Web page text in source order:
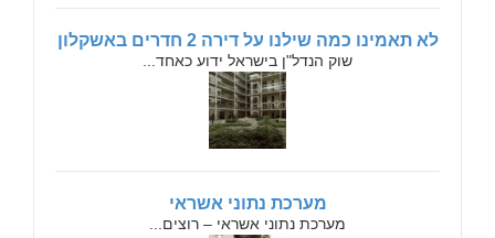
לא תאמינו כמה שילנו על דירה 2 חדרים באשקלון
שוק הנדל"ן בישראל ידוע כאחד...
מערכת נתוני אשראי
מערכת נתוני אשראי – רוצים...